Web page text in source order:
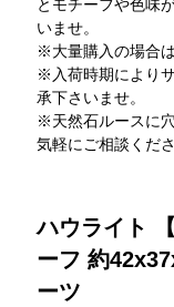
とモチーフや色味
いませ。
※大量購入の場合
※入荷時期により
承下さいませ。
※天然石ルースに
気軽にご相談くださ
ハウライト
ーフ 約
ーツ